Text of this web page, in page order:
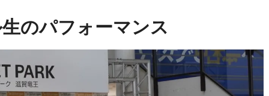
のパフォーマンス